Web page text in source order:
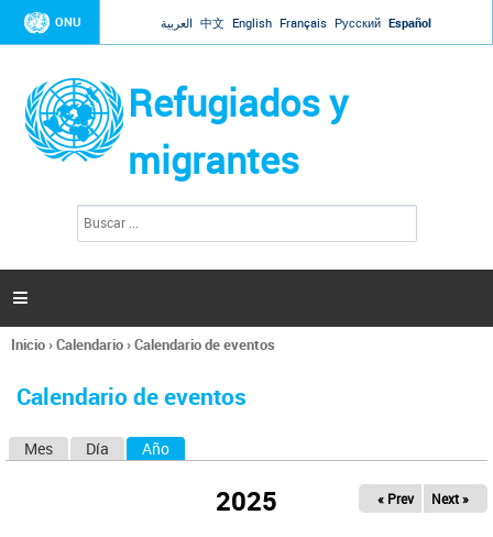
Jump to navigation
ONU العربية 中文 English Français Русский Español
Refugiados y
migrantes
l
s

Se
usted
Inicio›Calendario›Calendario de eventos
Calendario de eventos
Mes Día Año
2025 « Prev Next »